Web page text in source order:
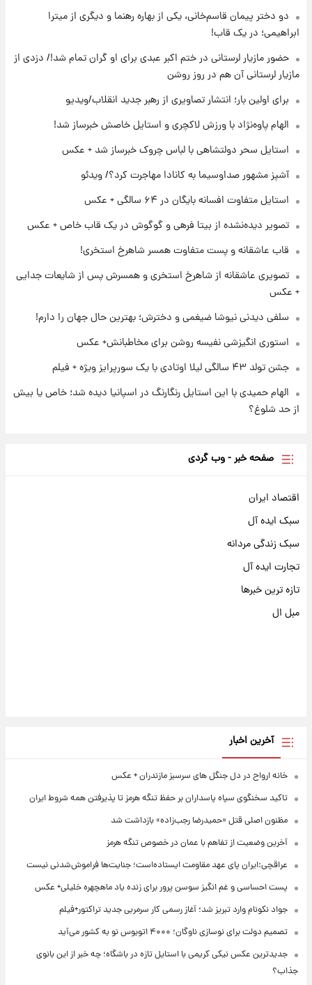
لیونل مسی عزادار شد! + جزئیات
۲۳ ساعت پیش
لحظه برخورد رعد و برق به ساختمان مرکز تجارت
جهانی در آمریکا + فیلم
۲۳ ساعت پیش
برای اولین بار؛ انتشار تصاویری از رهبر جدید
انقلاب/ویدیو
تصاویر عمامه بستن به شیوه خاتمی/ویدیو
دو دختر پیمان قاسم‌خانی، یکی از بهاره رهنما و دیگری از میترا
ابراهیمی؛ در یک قاب!
حضور مازیار لرستانی در ختم اکبر عبدی برای او گران تمام شد!/ دزدی از
مازیار لرستانی آن هم در روز روشن
برای اولین بار؛ انتشار تصاویری از رهبر جدید انقلاب/ویدیو
الهام پاوه‌نژاد با ورزش لاکچری و استایل خاصش خبرساز شد!
استایل سحر دولتشاهی با لباس چروک خبرساز شد + عکس
آشپز مشهور صداوسیما به کانادا مهاجرت کرد؟/ ویدئو
استایل متفاوت افسانه بایگان در ۶۴ سالگی + عکس
تصویر دیده‌نشده از بیتا فرهی و گوگوش در یک قاب خاص + عکس
قاب عاشقانه و پست متفاوت همسر شاهرخ استخری!
تصویری عاشقانه از شاهرخ استخری و همسرش پس از شایعات جدایی
+ عکس
سلفی دیدنی نیوشا ضیغمی و دخترش؛ بهترین حال جهان را دارم!
استوری انگیزشی نفیسه روشن برای مخاطبانش+ عکس
جشن تولد ۴۳ سالگی لیلا اوتادی با یک سورپرایز ویژه + فیلم
الهام حمیدی با این استایل رنگارنگ در اسپانیا دیده شد؛ خاص یا بیش
از حد شلوغ؟
صفحه خبر - وب گردی
اقتصاد ایران
سبک ایده آل
سبک زندگی مردانه
تجارت ایده آل
تازه ترین خبرها
مبل ال
آخرین اخبار
خانه ارواح در دل جنگل های سرسبز مازندران + عکس
تاکید سخنگوی سپاه پاسداران بر حفظ تنگه هرمز تا پذیرفتن همه شروط ایران
مظنون اصلی قتل «حمیدرضا رجب‌زاده» بازداشت شد
آخرین وضعیت از تفاهم با عمان در خصوص تنگه هرمز
عراقچی:ایران پای عهد مقاومت ایستاده‌است؛ جنایت‌ها فراموش‌شدنی نیست
پست احساسی و غم انگیز سوسن پرور برای زنده یاد ماهچهره خلیلی+ عکس
جواد نکونام وارد تبریز شد؛ آغاز رسمی کار سرمربی جدید تراکتور+فیلم
تصمیم دولت برای نوسازی ناوگان؛ ۴۰۰۰ اتوبوس نو به کشور می‌آید
جدیدترین عکس نیکی کریمی با استایل تازه در باشگاه؛ چه خبر از این بانوی
جذاب؟